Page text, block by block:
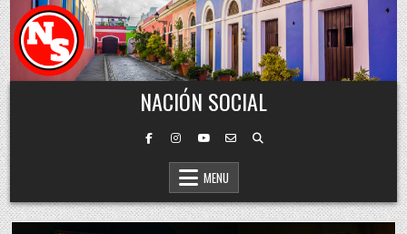
Skip to content
NACIÓN SOCIAL
MENU